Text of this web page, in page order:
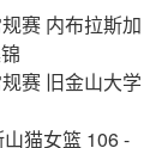
赛 内布拉斯加
赛 旧金山大学
猫女篮 106 -